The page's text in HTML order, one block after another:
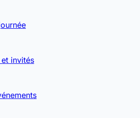
invités